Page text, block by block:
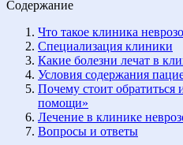
Содержание
Что такое клиника
Специализация клиники
Какие болезни лечат в
Условия содержания
Почему стоит
помощи»
Лечение в клинике
Вопросы и ответы